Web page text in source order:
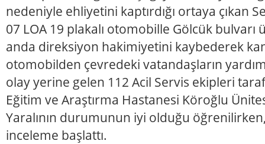
nedeniyle ehliyetini kaptırdığı ortaya çıkan
07 LOA 19 plakalı otomobille Gölcük
anda direksiyon hakimiyetini kaybederek
otomobilden çevredeki vatandaşların
olay yerine gelen 112 Acil Servis ekipleri
Eğitim ve Araştırma Hastanesi Köroğlu
Yaralının durumunun iyi olduğu
inceleme başlattı.